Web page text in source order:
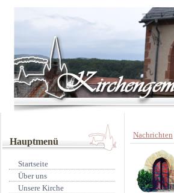
Hauptmenü
Startseite
Über uns
Unsere Kirche
Nachrichten